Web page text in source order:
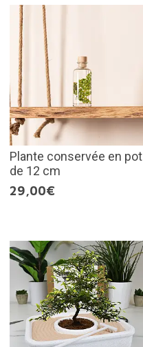
Plante conservée en pot
de 12 cm
29,00€